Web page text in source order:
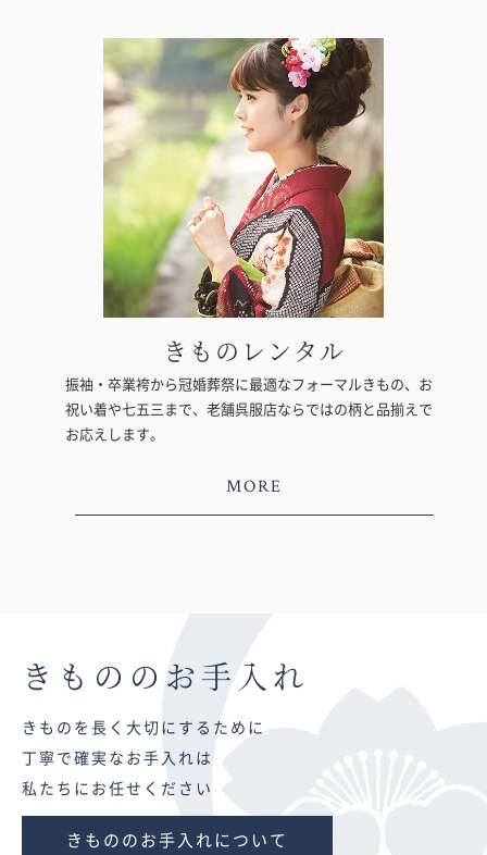
きものレンタル
振袖・卒業袴から冠婚葬祭に最適なフォーマルきもの、お
祝い着や七五三まで、老舗呉服店ならではの柄と品揃えで
お応えします。
MORE
きものの お手入れ
きものを長く大切にするために
丁寧で確実なお手入れは
私たちにお任せください
きもののお手入れについて